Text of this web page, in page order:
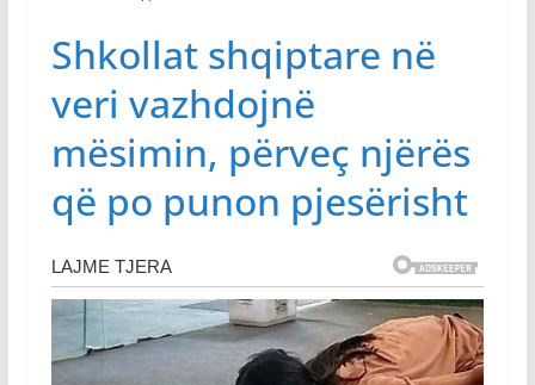
Shkollat shqiptare në
veri vazhdojnë
mësimin, përveç njërës
që po punon pjesërisht